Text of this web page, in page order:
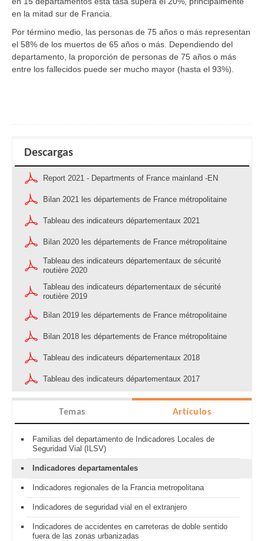
en la mitad sur de Francia.
Por término medio, las personas de 75 años o más representan
el 58% de los muertos de 65 años o más. Dependiendo del
departamento, la proporción de personas de 75 años o más
entre los fallecidos puede ser mucho mayor (hasta el 93%).
Descargas
Report 2021 - Departments of France mainland -EN
Bilan 2021 les départements de France métropolitaine
Tableau des indicateurs départementaux 2021
Bilan 2020 les départements de France métropolitaine
Tableau des indicateurs départementaux de sécurité
routière 2020
Tableau des indicateurs départementaux de sécurité
routière 2019
Bilan 2019 les départements de France métropolitaine
Bilan 2018 les départements de France métropolitaine
Tableau des indicateurs départementaux 2018
Tableau des indicateurs départementaux 2017
Temas Artículos
Familias del departamento de Indicadores Locales de
Seguridad Vial (ILSV)
Indicadores departamentales
Indicadores regionales de la Francia metropolitana
Indicadores de seguridad vial en el extranjero
Indicadores de accidentes en carreteras de doble sentido
fuera de las zonas urbanizadas